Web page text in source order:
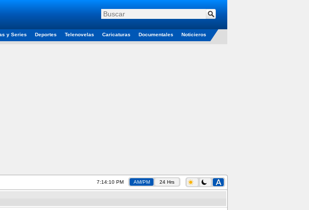
y Series Deportes Telenovelas Caricaturas Documentales Noticieros
7:14:11 PM AM/PM 24 Hrs